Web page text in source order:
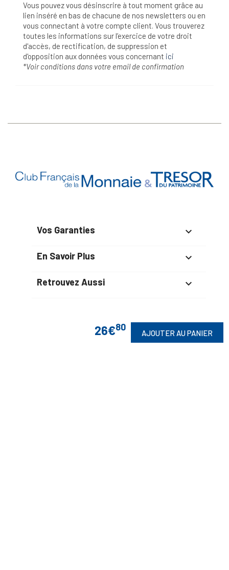
26€80
AJOUTER AU PANIER
Vous pouvez vous désinscrire à tout moment grâce au
lien inséré en bas de chacune de nos newsletters ou en
vous connectant à votre compte client. Vous trouverez
toutes les informations sur l’exercice de votre droit
d'accès, de rectification, de suppression et
d'opposition aux données vous concernant ici
*Voir conditions dans votre email de confirmation
Vos Garanties 
En Savoir Plus 
Retrouvez Aussi 
Suivez-Nous